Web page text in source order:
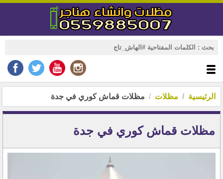
الرئيسية مظلات مظلات قماش كوري في جدة
مظلات قماش كوري في جدة